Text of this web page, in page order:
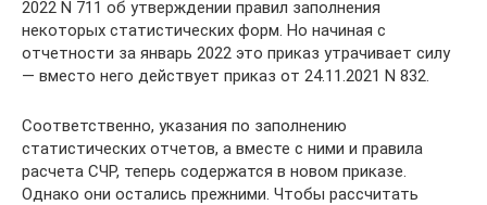
2022 N 711 об утверждении правил заполнения
некоторых статистических форм. Но начиная с
отчетности за январь 2022 это приказ утрачивает силу
— вместо него действует приказ от 24.11.2021 N 832.
Соответственно, указания по заполнению
статистических отчетов, а вместе с ними и правила
расчета СЧР, теперь содержатся в новом приказе.
Однако они остались прежними. Чтобы рассчитать